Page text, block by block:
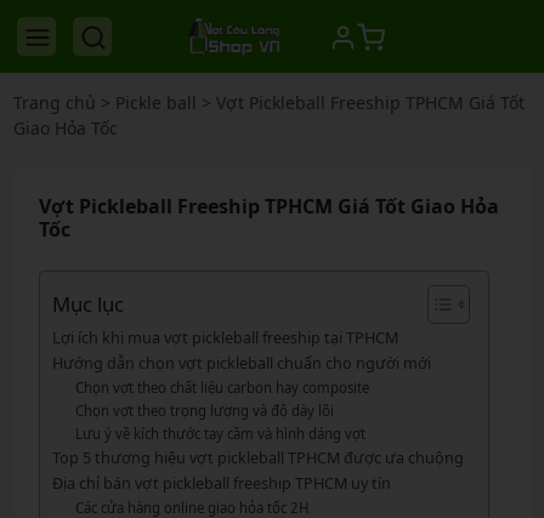
Trang chủ > Pickle ball > Vợt Pickleball Freeship TPHCM Giá Tốt
Giao Hỏa Tốc
Vợt Pickleball Freeship TPHCM Giá Tốt Giao Hỏa
Tốc
Mục lục
Lợi ích khi mua vợt pickleball freeship tại TPHCM
Hướng dẫn chọn vợt pickleball chuẩn cho người mới
Chọn vợt theo chất liệu carbon hay composite
Chọn vợt theo trọng lượng và độ dày lõi
Lưu ý về kích thước tay cầm và hình dáng vợt
Top 5 thương hiệu vợt pickleball TPHCM được ưa chuộng
Địa chỉ bán vợt pickleball freeship TPHCM uy tín
Các cửa hàng online giao hỏa tốc 2H